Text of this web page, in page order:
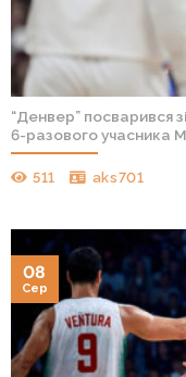
“Денвер” посварився
6-разового учасника
511 aks701
08
Сер